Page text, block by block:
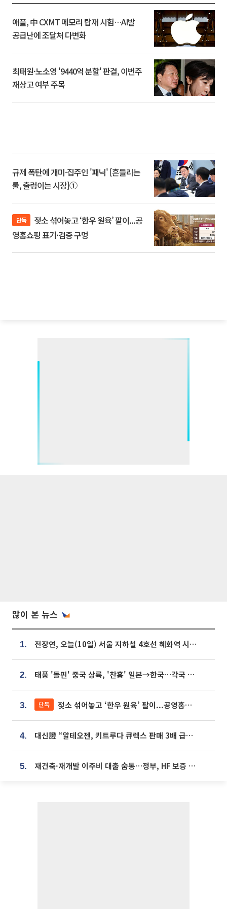
애플, 中 CXMT 메모리 탑재 시험…AI발
공급난에 조달처 다변화
최태원·노소영 '9440억 분할' 판결, 이번주
재상고 여부 주목
규제 폭탄에 개미·집주인 '패닉' [흔들리는
룰, 출렁이는 시장]①
단독
영홈쇼핑 표기·검증 구멍
많이 본 뉴스
1. 전장연, 오늘(10일) 서울 지하철 4호선 혜화역 시위…1호선 용산역 무정차
2. 태풍 '돌핀' 중국 상륙, '찬홈' 일본→한국…각국 기상청 예상 경로는?
3. 단독 젖소 섞어놓고 ‘한우 원육’ 팔이...공영홈쇼핑 표기·검증 구멍
4. 대신證 “알테오젠, 키트루다 큐렉스 판매 3배 급증…목표가 41만원 상향”
5. 재건축·재개발 이주비 대출 숨통…정부, HF 보증 신설 추진